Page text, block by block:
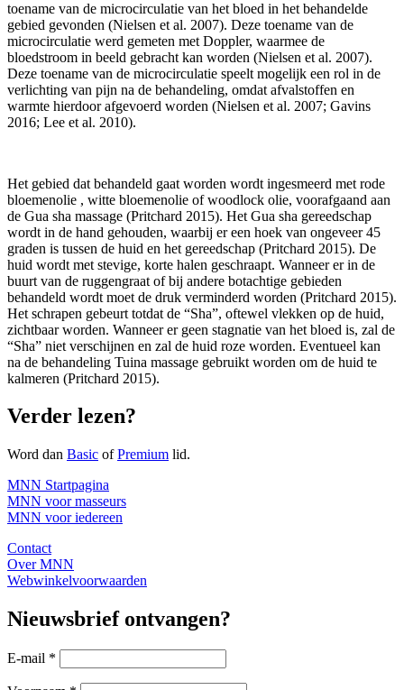
toename van de microcirculatie van het bloed in het behandelde
gebied gevonden (Nielsen et al. 2007). Deze toename van de
microcirculatie werd gemeten met Doppler, waarmee de
bloedstroom in beeld gebracht kan worden (Nielsen et al. 2007).
Deze toename van de microcirculatie speelt mogelijk een rol in de
verlichting van pijn na de behandeling, omdat afvalstoffen en
warmte hierdoor afgevoerd worden (Nielsen et al. 2007; Gavins
2016; Lee et al. 2010).
Het gebied dat behandeld gaat worden wordt ingesmeerd met rode
bloemenolie , witte bloemenolie of woodlock olie, voorafgaand aan
de Gua sha massage (Pritchard 2015). Het Gua sha gereedschap
wordt in de hand gehouden, waarbij er een hoek van ongeveer 45
graden is tussen de huid en het gereedschap (Pritchard 2015). De
huid wordt met stevige, korte halen geschraapt. Wanneer er in de
buurt van de ruggengraat of bij andere botachtige gebieden
behandeld wordt moet de druk verminderd worden (Pritchard 2015).
Het schrapen gebeurt totdat de “Sha”, oftewel vlekken op de huid,
zichtbaar worden. Wanneer er geen stagnatie van het bloed is, zal de
“Sha” niet verschijnen en zal de huid roze worden. Eventueel kan
na de behandeling Tuina massage gebruikt worden om de huid te
kalmeren (Pritchard 2015).
Verder lezen?
Word dan Basic ofPremium lid.
MNN Startpagina
MNN voor masseurs
MNN voor iedereen
Contact
Over MNN
Webwinkelvoorwaarden
Nieuwsbrief ontvangen?
E-mail *